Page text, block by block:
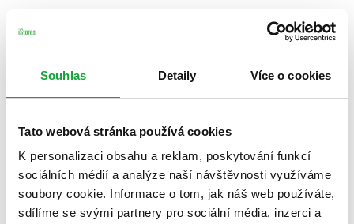
Souhlas Detaily Více o cookies
Tato webová stránka používá cookies
K personalizaci obsahu a reklam, poskytování funkcí
sociálních médií a analýze naší návštěvnosti využíváme
soubory cookie. Informace o tom, jak náš web používáte,
sdílíme se svými partnery pro sociální média, inzerci a